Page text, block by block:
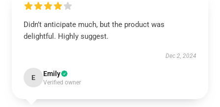
Didn’t anticipate much, but the product was
delightful. Highly suggest.
Dec 2, 2024
E Emily
Verified owner